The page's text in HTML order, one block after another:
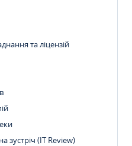
та ліцензій
зустріч (IT Review)